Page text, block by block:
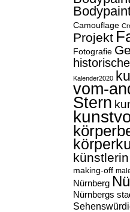
Camouflage
Projekt
Fotografie
Kalender2020
vom-
Stern
künstlerin
making-off
Nürnberg
Nürnbergs